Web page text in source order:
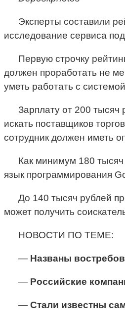
Эксперты составили
исследование сервиса
Первую строчку
должен проработать не
уметь работать с
Зарплату от 200 тысяч
искать поставщиков
сотрудник должен иметь
Как минимум 180 тысяч
язык программирования
До 140 тысяч рублей
может получить
НОВОСТИ ПО ТЕМЕ:
— Названы
— Российские
— Стали известны